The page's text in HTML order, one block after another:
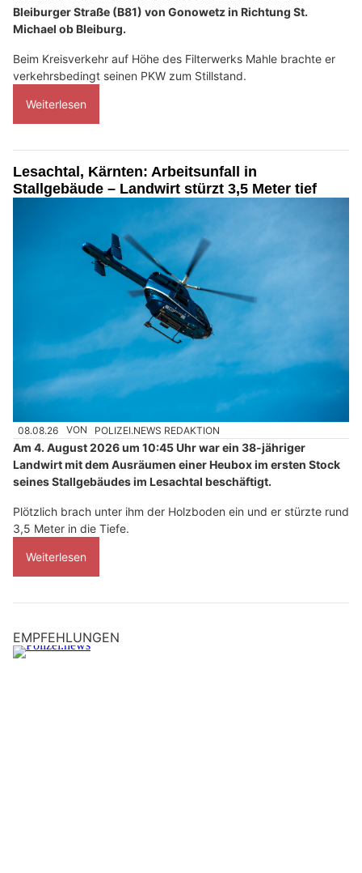
Bleiburger Straße (B81) von Gonowetz in Richtung St.
Michael ob Bleiburg.
Beim Kreisverkehr auf Höhe des Filterwerks Mahle brachte er
verkehrsbedingt seinen PKW zum Stillstand.
Weiterlesen
Lesachtal, Kärnten: Arbeitsunfall in
Stallgebäude – Landwirt stürzt 3,5 Meter tief
08.08.26 VON POLIZEI.NEWS REDAKTION
Am 4. August 2026 um 10:45 Uhr war ein 38-jähriger
Landwirt mit dem Ausräumen einer Heubox im ersten Stock
seines Stallgebäudes im Lesachtal beschäftigt.
Plötzlich brach unter ihm der Holzboden ein und er stürzte rund
3,5 Meter in die Tiefe.
Weiterlesen
EMPFEHLUNGEN